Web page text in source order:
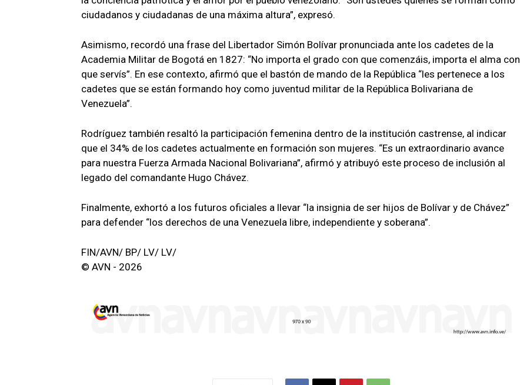
ciudadanos y ciudadanas de una máxima altura”, expresó.
Asimismo, recordó una frase del Libertador Simón Bolívar pronunciada ante los cadetes de la
Academia Militar de Bogotá en 1827: “No importa el grado con que comenzáis, importa el alma con
que servís”. En ese contexto, afirmó que el bastón de mando de la República “les pertenece a los
cadetes que se están formando hoy como juventud militar de la República Bolivariana de
Venezuela”.
Rodríguez también resaltó la participación femenina dentro de la institución castrense, al indicar
que el 34% de los cadetes actualmente en formación son mujeres. “Es un extraordinario avance
para nuestra Fuerza Armada Nacional Bolivariana”, afirmó y atribuyó este proceso de inclusión al
legado del comandante Hugo Chávez.
Finalmente, exhortó a los futuros oficiales a llevar “la insignia de ser hijos de Bolívar y de Chávez”
para defender “los derechos de una Venezuela libre, independiente y soberana”.
FIN/AVN/ BP/ LV/ LV/
© AVN - 2026